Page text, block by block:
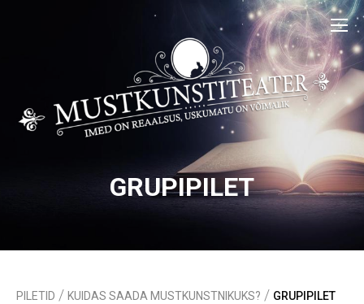
GRUPIPILET
PILETID / KUIDAS SAADA MUSTKUNSTNIKUKS? / GRUPIPILET